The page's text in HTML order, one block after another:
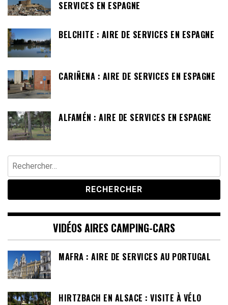
SERVICES EN ESPAGNE
BELCHITE : AIRE DE SERVICES EN ESPAGNE
CARIÑENA : AIRE DE SERVICES EN ESPAGNE
ALFAMÉN : AIRE DE SERVICES EN ESPAGNE
Rechercher :
VIDÉOS AIRES CAMPING-CARS
MAFRA : AIRE DE SERVICES AU PORTUGAL
HIRTZBACH EN ALSACE : VISITE À VÉLO